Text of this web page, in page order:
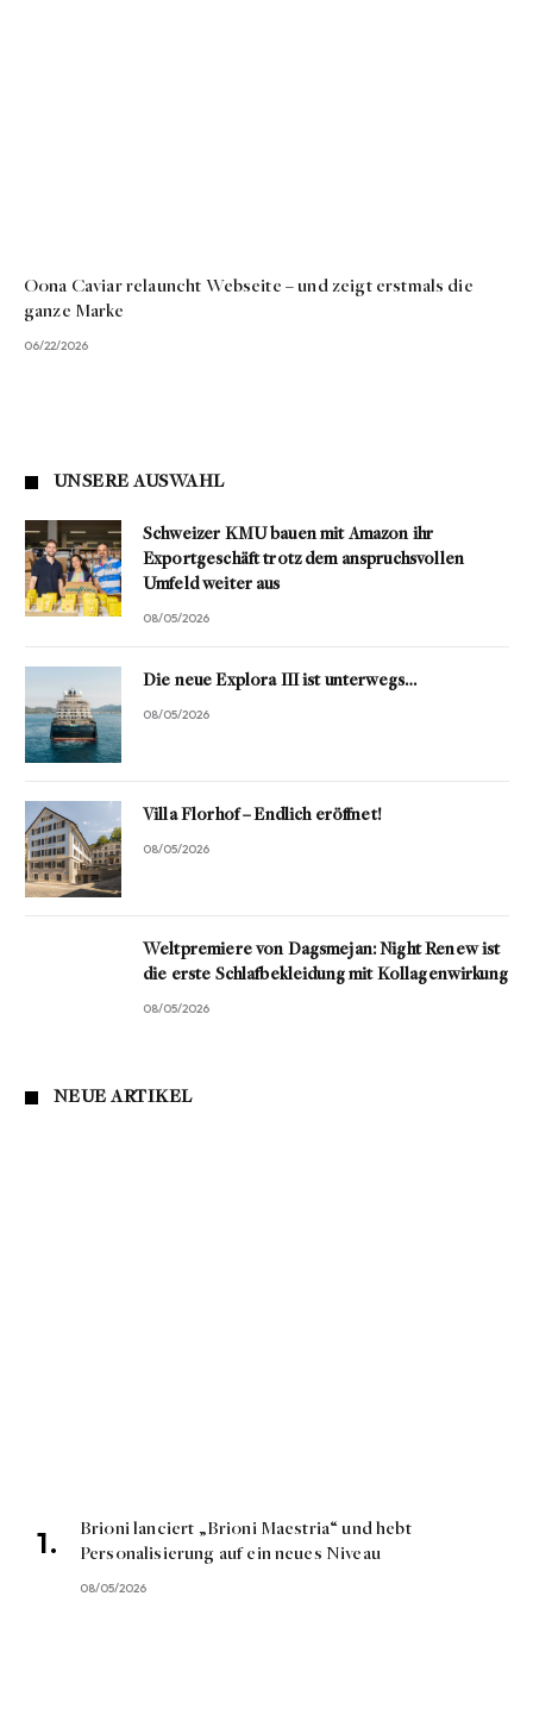
Oona Caviar relauncht Webseite – und zeigt erstmals die
ganze Marke
06/22/2026
UNSERE AUSWAHL
Schweizer KMU bauen mit Amazon ihr
Exportgeschäft trotz dem anspruchsvollen
Umfeld weiter aus
08/05/2026
Die neue Explora III ist unterwegs…
08/05/2026
Villa Florhof – Endlich eröffnet!
08/05/2026
Weltpremiere von Dagsmejan: Night Renew ist
die erste Schlafbekleidung mit Kollagenwirkung
08/05/2026
NEUE ARTIKEL
Brioni lanciert „Brioni Maestria“ und hebt
Personalisierung auf ein neues Niveau
08/05/2026